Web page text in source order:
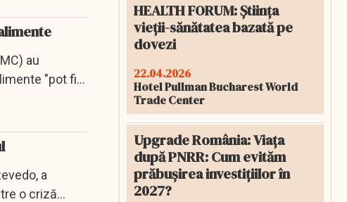
au
"pot fi
a
o criză
HEALTH FORUM: Știința
vieții-sănătatea bazată pe
dovezi
22.04.2026
Hotel Pullman Bucharest World
Trade Center
Upgrade România: Viața
după PNRR: Cum evităm
prăbușirea investițiilor în
2027?